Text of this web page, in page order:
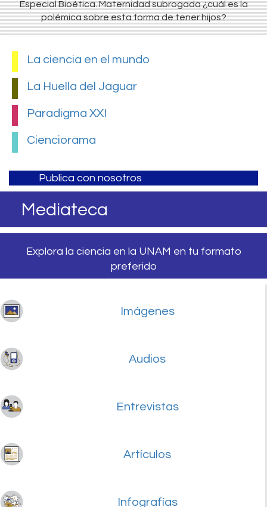
Especial Bioética. Maternidad subrogada ¿cuál es la
polémica sobre esta forma de tener hijos?
La ciencia en el mundo
La Huella del Jaguar
Paradigma XXI
Cienciorama
Publica con nosotros
Mediateca
Explora la ciencia en la UNAM en tu formato
preferido
Imágenes
Audios
Entrevistas
Artículos
Infografías